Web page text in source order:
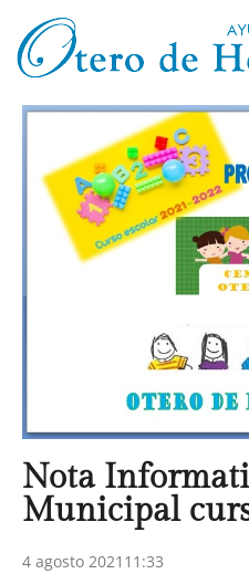
Nota
Municipal
4 agosto 2021 11:33